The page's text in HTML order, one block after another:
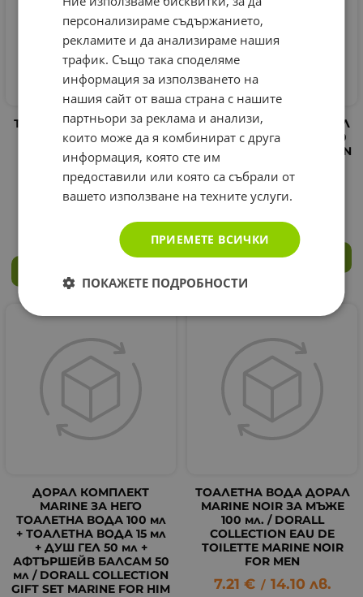
ТОАЛЕТНА ВОДА ДОРАЛ
DUTCHESS OF LOVE ЗА
ЖЕНИ 100 мл. / DORALL
COLLECTION EU THE
TOILETTE DUTCHESS OF
LOVE FOR WOMEN
ТОАЛЕТНА ВОДА ДОРАЛ
DIONYSUS ЗА МЪЖЕ 100
мл. / DORALL COLLECTION
DIONYSUS FOR MEN
7.21 € / 14.10
КУПИ
ДОРАЛ КОМПЛЕКТ
MARINE ЗА НЕГО
ТОАЛЕТНА ВОДА 100 мл
+ ТОАЛЕТНА ВОДА 15 мл
+ ДУШ ГЕЛ 50 мл +
АФТЪРШЕЙВ БАЛСАМ 50
мл / DORALL COLLECTION
GIFT SET MARINE FOR HIM
ТОАЛЕТНА ВОДА ДОРАЛ
MARINE NOIR ЗА МЪЖЕ
100 мл. / DORALL
COLLECTION EAU DE
TOILETTE MARINE NOIR
FOR MEN
7.21 € / 14.10 лв.
персонализираме съдържанието,
рекламите и да анализираме нашия
трафик. Също така споделяме
информация за използването на
нашия сайт от ваша страна с нашите
партньори за реклама и анализи,
които може да я комбинират с друга
информация, която сте им
предоставили или която са събрали от
вашето използване на техните услуги.
ПРИЕМЕТЕ ВСИЧКИ
ПОКАЖЕТЕ ПОДРОБНОСТИ